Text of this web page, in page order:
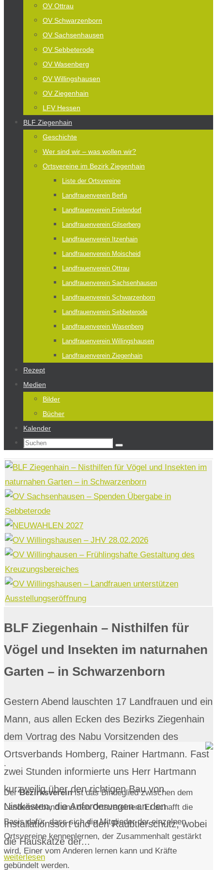
OV Ottrau
OV Schwarzenborn
OV Sachsenhausen
OV Sebbeterode
OV Wasenberg
OV Willingshausen
OV Ziegenhain
LFV Hessen
BLF Ziegenhain
Geschichte
Wer sind wir – was wollen wir?
Ortsvereine im Bezirk Ziegenhain
Liste der Ortsvereine
Landfrauenverein Berfa
Landfrauenverein Frielendorf
Landfrauenverein Gilserberg
Landfrauenverein Itzenhain
Landfrauenverein Moischeid
Landfrauenverein Ottrau
Landfrauenverein Sachsenhausen
Landfrauenverein Schwarzenborn
Landfrauenverein Sebbeterode
Landfrauenverein Wasenberg
Landfrauenverein Willingshausen
Landfrauenverein Ziegenhain
Rezept
Medien
Bilder
Bücher
Kalender
Suchen
Suchen
BLF Ziegenhain – Nisthilfen für
Vögel und Insekten im naturnahen
Garten – in Schwarzenborn
Gestern Abend lauschten 17 Landfrauen und ein
Mann, aus allen Ecken des Bezirks Ziegenhain
dem Vortrag des Nabu Vorsitzenden des
Ortsverbands Homberg, Rainer Hartmann. Fast
zwei Stunden informierte uns Herr Hartmann
kurzweilig über den richtigen Bau von
Nistkästen, die Anforderungen an den
Installationssort und den Raubtierschutz, wobei
die Hauskatze der...
weiterlesen
.
DerBezirksvereinist das Bindeglied zwischen dem
Landesverband und den Ortsvereinen. Er schafft die
Basis dafür, dass sich die Mitglieder der einzelnen
Ortsvereine kennenlernen, der Zusammenhalt gestärkt
wird, Einer vom Anderen lernen kann und Kräfte
gebündelt werden.